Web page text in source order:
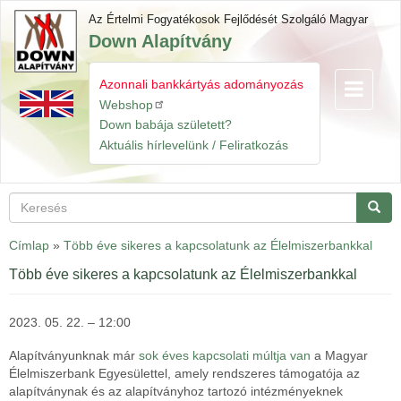
Ugrás
tartalomra
Az Értelmi Fogyatékosok Fejlődését Szolgáló Magyar
Down Alapítvány
Gyorslinkek
Azonnali bankkártyás adományozás
Webshop
Down babája született?
Aktuális hírlevelünk / Feliratkozás
Navigáció
Keresés
Címlap » Több éve sikeres a kapcsolatunk az Élelmiszerbankkal
Több éve sikeres a kapcsolatunk az Élelmiszerbankkal
2023. 05. 22. – 12:00
Alapítványunknak már sok éves kapcsolati múltja van a Magyar
Élelmiszerbank Egyesülettel, amely rendszeres támogatója az
alapítványnak és az alapítványhoz tartozó intézményeknek